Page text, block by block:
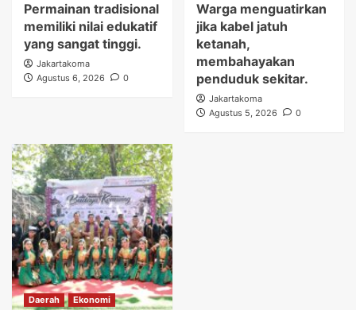
Permainan tradisional
memiliki nilai edukatif
yang sangat tinggi.
Jakartakoma
Agustus 6, 2026
0
Warga menguatirkan
jika kabel jatuh
ketanah,
membahayakan
penduduk sekitar.
Jakartakoma
Agustus 5, 2026
0
Daerah Ekonomi